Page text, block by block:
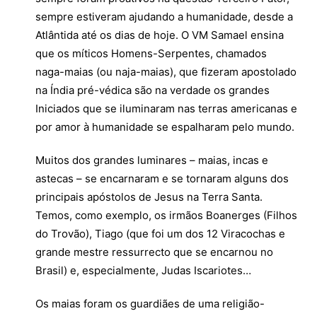
sempre estiveram ajudando a humanidade, desde a
Atlântida até os dias de hoje. O VM Samael ensina
que os míticos Homens-Serpentes, chamados
naga-maias (ou naja-maias), que fizeram apostolado
na Índia pré-védica são na verdade os grandes
Iniciados que se iluminaram nas terras americanas e
por amor à humanidade se espalharam pelo mundo.
Muitos dos grandes luminares – maias, incas e
astecas – se encarnaram e se tornaram alguns dos
principais apóstolos de Jesus na Terra Santa.
Temos, como exemplo, os irmãos Boanerges (Filhos
do Trovão), Tiago (que foi um dos 12 Viracochas e
grande mestre ressurrecto que se encarnou no
Brasil) e, especialmente, Judas Iscariotes…
Os maias foram os guardiães de uma religião-